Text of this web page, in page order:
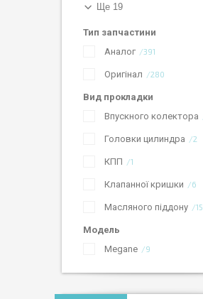
Ще 19
Тип запчастини
Аналог
391
Оригінал 280
Вид прокладки
Впускного колектора
Головки цилиндра 2
КПП 1
Клапанної кришки 6
Масляного піддону 15
Модель
Megane
9